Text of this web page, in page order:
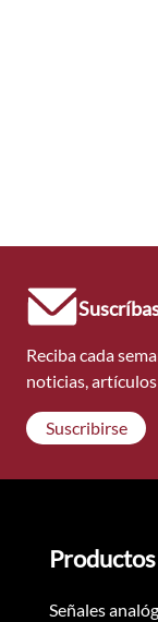
Reciba cada
noticias,
Suscribirse
Productos
Señales